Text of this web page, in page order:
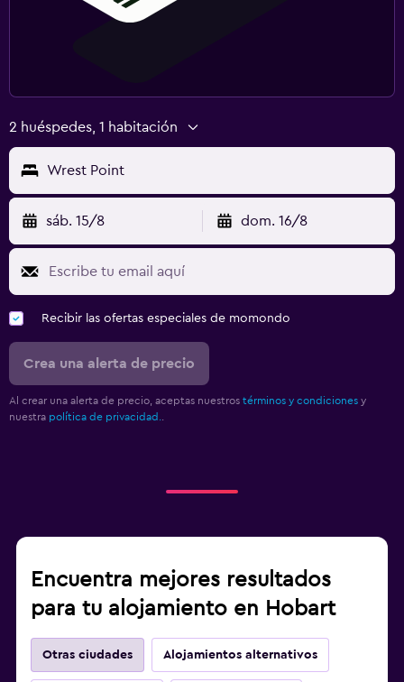
2 huéspedes, 1 habitación
Wrest Point
sáb. 15/8 dom. 16/8
Recibir las ofertas especiales de momondo
Crea una alerta de precio
Al crear una alerta de precio, aceptas nuestros términos y condiciones y
nuestra política de privacidad.
Encuentra mejores resultados
para tu alojamiento en Hobart
Otras ciudades Alojamientos alternativos